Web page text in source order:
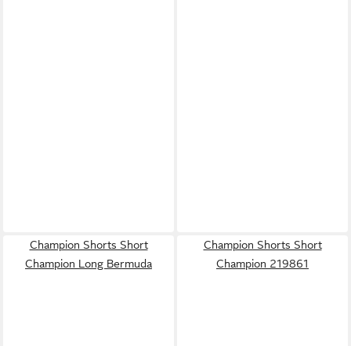
Champion Shorts Short
Champion Long Bermuda
Champion Shorts Short
Champion 219861